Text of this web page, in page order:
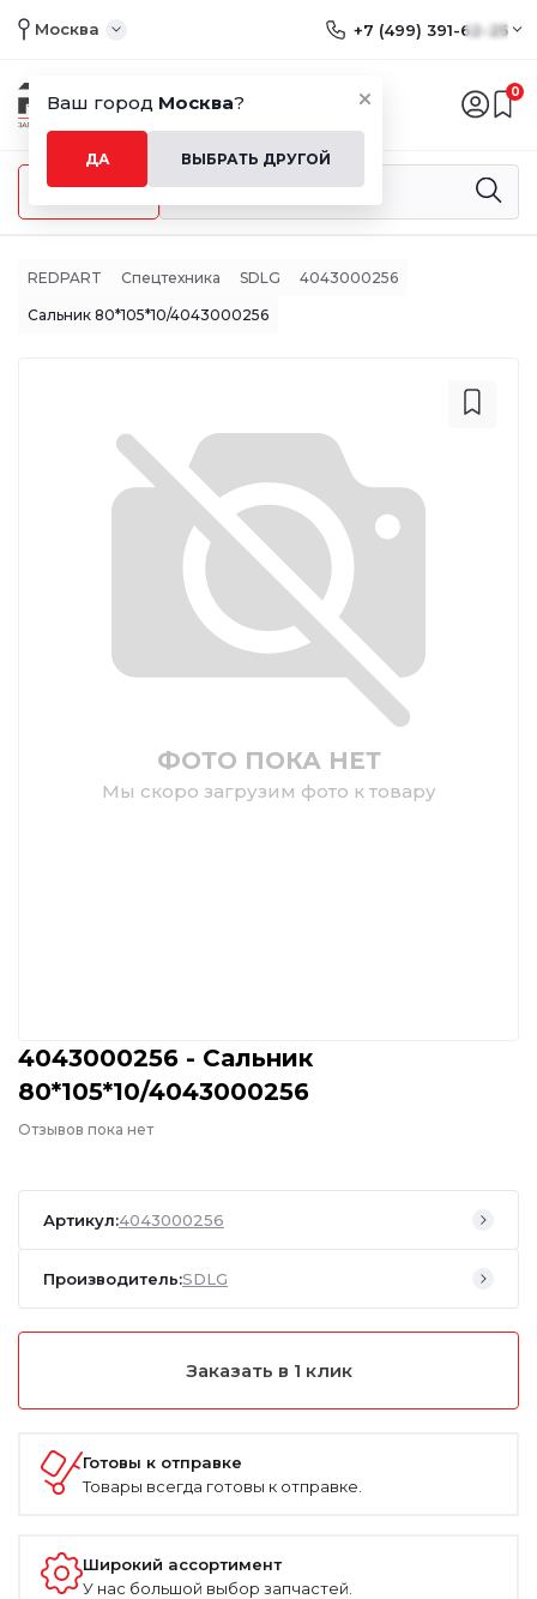
Ваш город Москва?
ДА ВЫБРАТЬ ДРУГОЙ
Москва +7 (499) 391-62-25
0
Меню
REDPART Спецтехника SDLG 4043000256
Сальник 80*105*10/4043000256
ФОТО ПОКА НЕТ
Мы скоро загрузим фото к товару
4043000256 - Сальник
80*105*10/4043000256
Отзывов пока нет
Артикул:4043000256
Производитель:SDLG
Заказать в 1 клик
Готовы к отправке
Товары всегда готовы к отправке.
Широкий ассортимент
У нас большой выбор запчастей.